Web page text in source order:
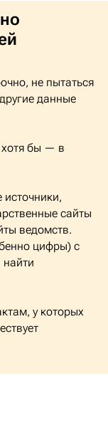
не пытаться
данные
хотя бы — в
источники,
сайты
ведомств.
цифры) с
найти
у которых